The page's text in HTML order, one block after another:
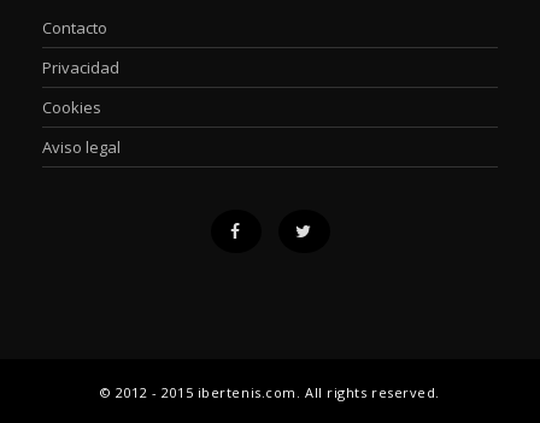
Contacto
Privacidad
Cookies
Aviso legal
© 2012 - 2015 ibertenis.com. All rights reserved.